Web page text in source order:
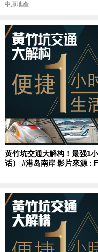
中原地產
黄竹坑交通大解构！最强1
话） #港岛南岸 影片來源 :